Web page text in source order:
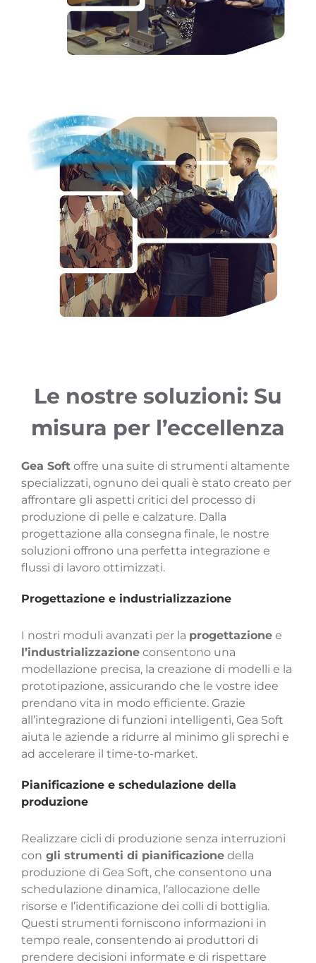
Le nostre soluzioni: Su
misura per l’eccellenza
Gea Softoffre una suite di strumenti altamente
specializzati, ognuno dei quali è stato creato per
affrontare gli aspetti critici del processo di
produzione di pelle e calzature. Dalla
progettazione alla consegna finale, le nostre
soluzioni offrono una perfetta integrazione e
flussi di lavoro ottimizzati.
Progettazione e industrializzazione
I nostri moduli avanzati per la progettazionee
l’industrializzazioneconsentono una
modellazione precisa, la creazione di modelli e la
prototipazione, assicurando che le vostre idee
prendano vita in modo efficiente. Grazie
all’integrazione di funzioni intelligenti, Gea Soft
aiuta le aziende a ridurre al minimo gli sprechi e
ad accelerare il time-to-market.
Pianificazione e schedulazione della
produzione
Realizzare cicli di produzione senza interruzioni
con gli strumenti di pianificazionedella
produzione di Gea Soft, che consentono una
schedulazione dinamica, l’allocazione delle
risorse e l’identificazione dei colli di bottiglia.
Questi strumenti forniscono informazioni in
tempo reale, consentendo ai produttori di
prendere decisioni informate e di rispettare